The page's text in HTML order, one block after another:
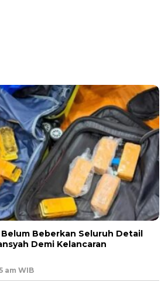
Beberkan Seluruh Detail
Demi Kelancaran
am WIB